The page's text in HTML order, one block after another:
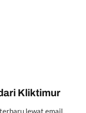
Kliktimur
lewat email.